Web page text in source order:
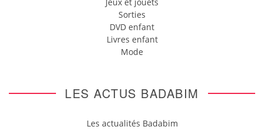
Sorties
DVD enfant
Livres enfant
Mode
LES ACTUS BADABIM
Les actualités Badabim